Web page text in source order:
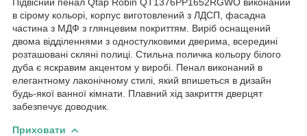
в сірому кольорі, корпус виготовлений з ЛДСП, фасадна
частина з МДФ з глянцевим покриттям. Виріб оснащений
двома відділеннями з одностулковими дверима, всередині
розташовані скляні полиці. Стильна поличка кольору білого
дуба є яскравим акцентом у виробі. Пенал виконаний в
елегантному лаконічному стилі, який впишеться в дизайн
будь-якої ванної кімнати. Плавний хід закриття дверцят
забезпечує доводчик.
Приховати